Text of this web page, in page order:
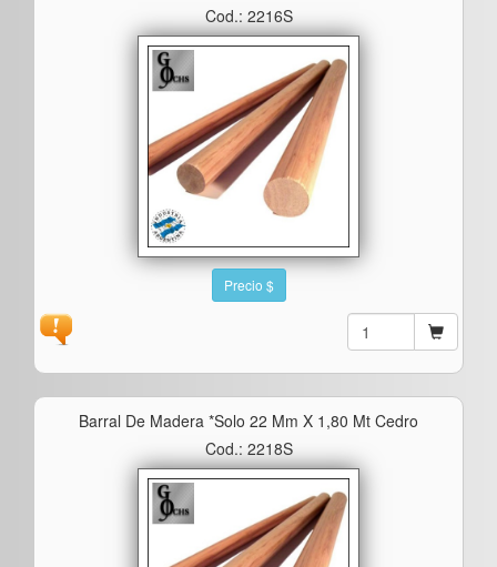
Cod.: 2216S
Precio $
Barral De Madera *solo 22 Mm X 1,80 Mt Cedro
Cod.: 2218S